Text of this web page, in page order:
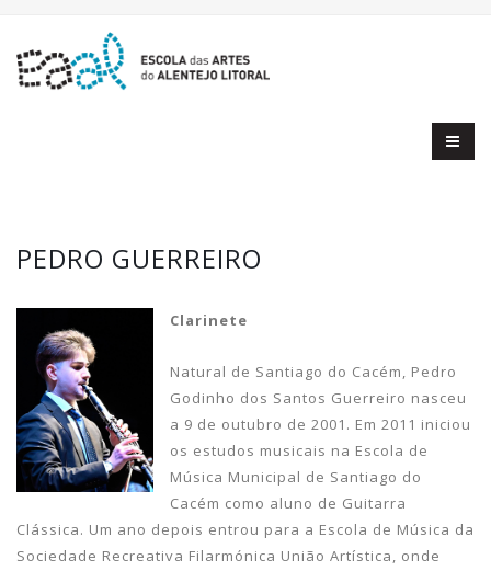
PEDRO GUERREIRO
Clarinete
Natural de Santiago do Cacém, Pedro
Godinho dos Santos Guerreiro nasceu
a 9 de outubro de 2001. Em 2011 iniciou
os estudos musicais na Escola de
Música Municipal de Santiago do
Cacém como aluno de Guitarra
Clássica. Um ano depois entrou para a Escola de Música da
Sociedade Recreativa Filarmónica União Artística, onde